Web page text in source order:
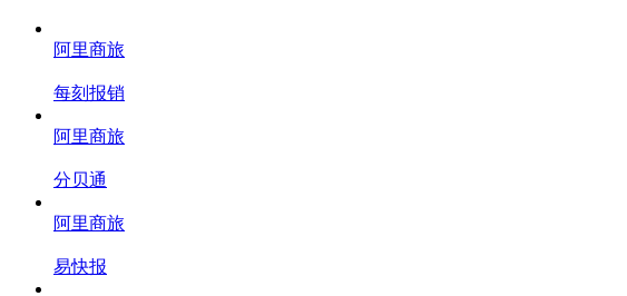
阿里商旅
每刻报销
阿里商旅
分贝通
阿里商旅
易快报